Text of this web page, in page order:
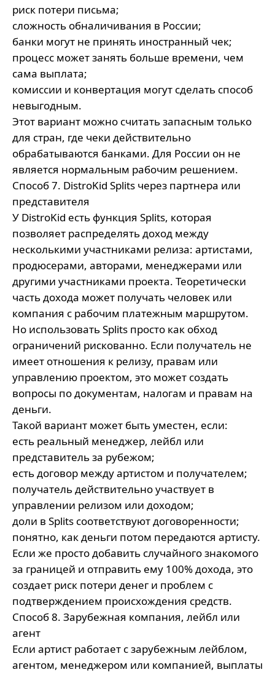
риск потери письма;
сложность обналичивания в России;
банки могут не принять иностранный чек;
процесс может занять больше времени, чем
сама выплата;
комиссии и конвертация могут сделать способ
невыгодным.
Этот вариант можно считать запасным только
для стран, где чеки действительно
обрабатываются банками. Для России он не
является нормальным рабочим решением.
Способ 7. DistroKid Splits через партнера или
представителя
У DistroKid есть функция Splits, которая
позволяет распределять доход между
несколькими участниками релиза: артистами,
продюсерами, авторами, менеджерами или
другими участниками проекта. Теоретически
часть дохода может получать человек или
компания с рабочим платежным маршрутом.
Но использовать Splits просто как обход
ограничений рискованно. Если получатель не
имеет отношения к релизу, правам или
управлению проектом, это может создать
вопросы по документам, налогам и правам на
деньги.
Такой вариант может быть уместен, если:
есть реальный менеджер, лейбл или
представитель за рубежом;
есть договор между артистом и получателем;
получатель действительно участвует в
управлении релизом или доходом;
доли в Splits соответствуют договоренности;
понятно, как деньги потом передаются артисту.
Если же просто добавить случайного знакомого
за границей и отправить ему 100% дохода, это
создает риск потери денег и проблем с
подтверждением происхождения средств.
Способ 8. Зарубежная компания, лейбл или
агент
Если артист работает с зарубежным лейблом,
агентом, менеджером или компанией, выплаты